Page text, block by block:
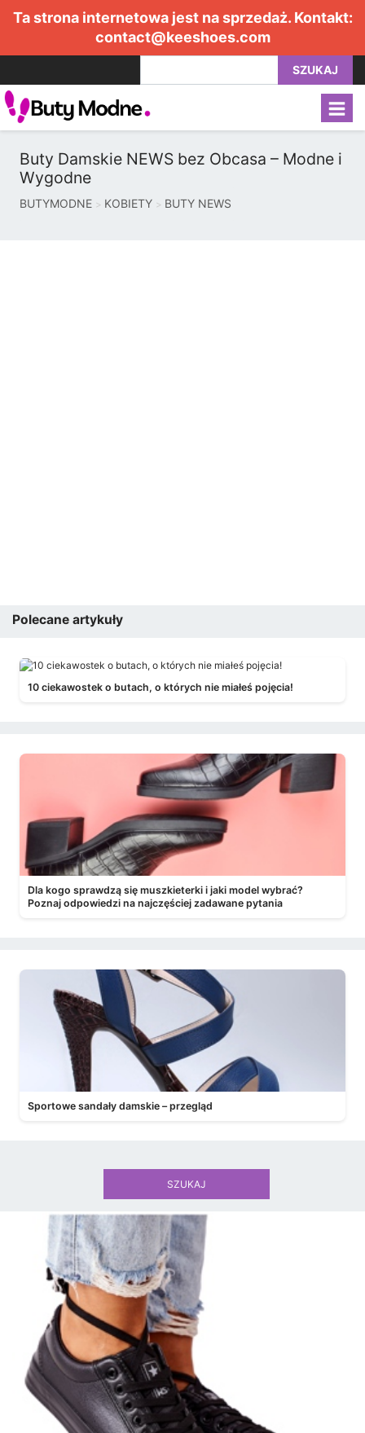
Ta strona internetowa jest na sprzedaż. Kontakt:
contact@keeshoes.com
SZUKAJ
Buty Damskie NEWS bez Obcasa – Modne i
Wygodne
BUTYMODNE KOBIETY BUTY NEWS
Polecane artykuły
10 ciekawostek o butach, o których nie miałeś pojęcia!
Dla kogo sprawdzą się muszkieterki i jaki model wybrać?
Poznaj odpowiedzi na najczęściej zadawane pytania
Sportowe sandały damskie – przegląd
SZUKAJ